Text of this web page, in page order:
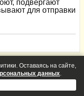
подвергают
для отправки
Оставаясь на сайте,
данных.